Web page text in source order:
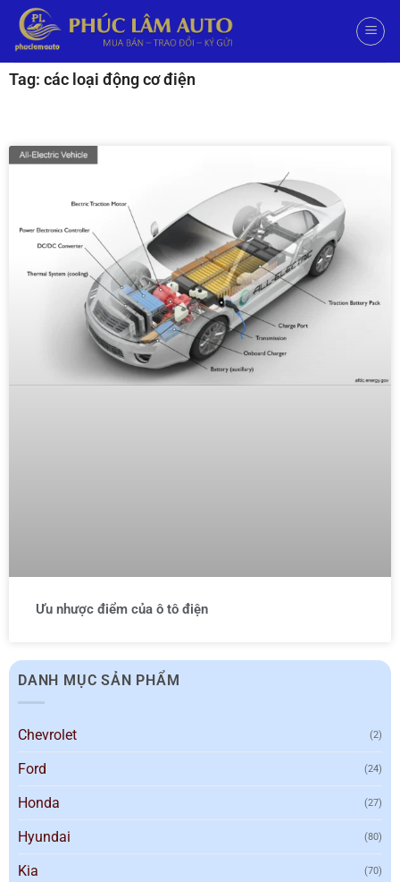
Tag: các loại động cơ điện
Ưu nhược điểm của ô tô điện
DANH MỤC SẢN PHẨM
Chevrolet (2)
Ford (24)
Honda (27)
Hyundai (80)
Kia (70)